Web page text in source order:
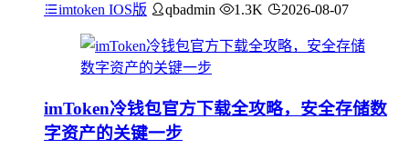
imtoken IOS版 qbadmin 1.3K 2026-08-07
imToken冷钱包官方下载全攻略，安全存储数
字资产的关键一步